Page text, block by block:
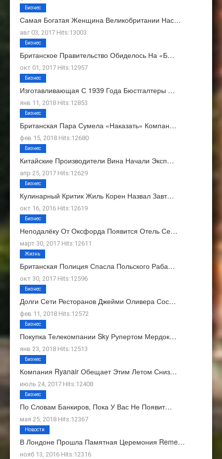
Самая Богатая Женщина Великобритании Нас…
авг 03, 2017 Hits:13003
Бизнес
Британское Правительство Обиделось На «Б…
окт 01, 2017 Hits:12957
Бизнес
Изготавливающая С 1939 Года Бюстгалтеры …
янв 11, 2018 Hits:12853
Бизнес
Британская Пара Сумела «наказать» Компан…
фев 15, 2018 Hits:12680
Бизнес
Китайские Производители Вина Начали Эксп…
апр 25, 2017 Hits:12629
Бизнес
Кулинарный Критик Жиль Корен Назвал Завт…
окт 16, 2016 Hits:12619
Бизнес
Неподалёку От Оксфорда Появится Отель Се…
март 30, 2017 Hits:12611
Бизнес
Британская Полиция Спасла Польского Раба…
окт 30, 2017 Hits:12596
Жизнь
Долги Сети Ресторанов Джейми Оливера Сос…
фев 11, 2018 Hits:12572
Бизнес
Покупка Телекомпании Sky Рупертом Мердок…
янв 23, 2018 Hits:12513
Бизнес
Компания Ryanair Обещает Этим Летом Сниз…
июль 24, 2017 Hits:12408
Бизнес
По Словам Банкиров, Пока У Вас Не Появит…
мая 25, 2018 Hits:12367
Бизнес
В Лондоне Прошла Памятная Церемония Reme…
нояб 13, 2016 Hits:12316
Новости